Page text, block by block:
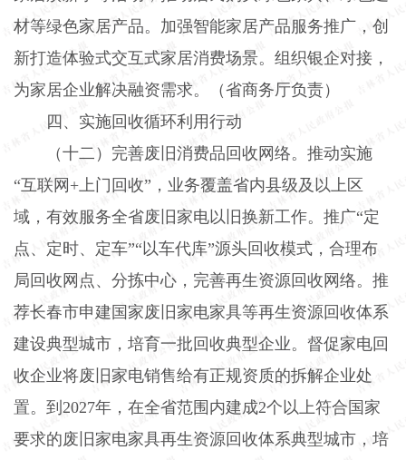
材等绿色家居产品。加强智能家居产品服务推广，创
新打造体验式交互式家居消费场景。组织银企对接，
为家居企业解决融资需求。（省商务厅负责）
四、实施回收循环利用行动
（十二）完善废旧消费品回收网络。 推动实施
“互联网 + 上门回收”，业务覆盖省内县级及以上区
域，有效服务全省废旧家电以旧换新工作。推广“定
点、定时、定车”“以车代库”源头回收模式，合理布
局回收网点、分拣中心，完善再生资源回收网络。推
荐长春市申建国家废旧家电家具等再生资源回收体系
建设典型城市，培育一批回收典型企业。督促家电回
收企业将废旧家电销售给有正规资质的拆解企业处
置。到 2027年，在全省范围内建成2个以上符合国家
要求的废旧家电家具再生资源回收体系典型城市，培